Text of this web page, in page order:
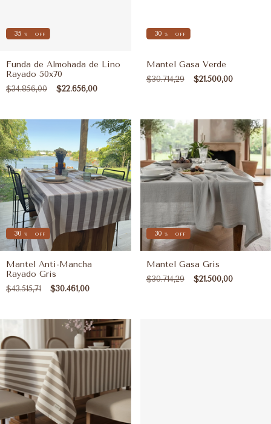
35 % OFF
Funda de Almohada de Lino
Rayado 50x70
$34.856,00 $22.656,00
30 % OFF
Mantel Gasa Verde
$30.714,29 $21.500,00
30 % OFF
Mantel Anti-Mancha
Rayado Gris
$43.515,71 $30.461,00
30 % OFF
Mantel Gasa Gris
$30.714,29 $21.500,00